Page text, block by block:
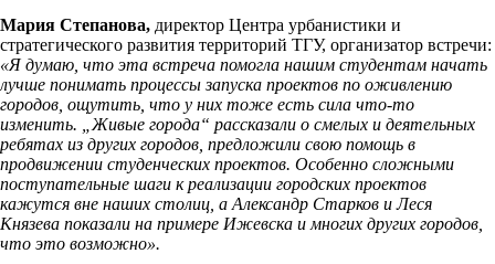
Мария Степанова, директор Центра урбанистики и
стратегического развития территорий ТГУ, организатор встречи:
«Я думаю, что эта встреча помогла нашим студентам начать
лучше понимать процессы запуска проектов по оживлению
городов, ощутить, что у них тоже есть сила что-то
изменить. „Живые города“ рассказали о смелых и деятельных
ребятах из других городов, предложили свою помощь в
продвижении студенческих проектов. Особенно сложными
поступательные шаги к реализации городских проектов
кажутся вне наших столиц, а Александр Старков и Леся
Князева показали на примере Ижевска и многих других городов,
что это возможно».